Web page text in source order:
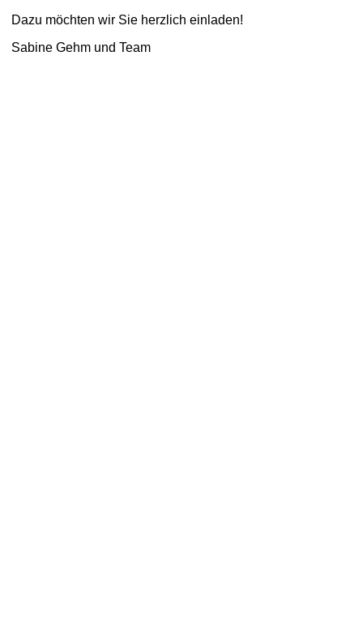
Dazu möchten wir Sie herzlich einladen!
Sabine Gehm und Team